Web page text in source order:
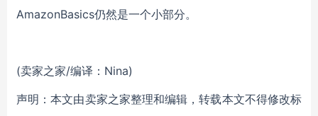
AmazonBasics仍然是一个小部分。
(卖家之家/编译：Nina)
声明：本文由卖家之家整理和编辑，转载本文不得修改标